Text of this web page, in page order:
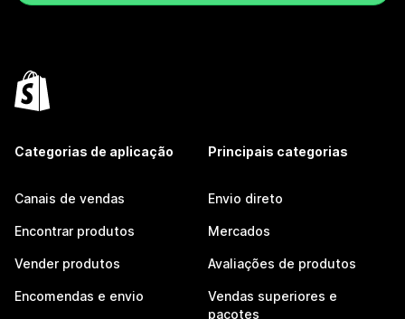
Categorias de aplicação
Canais de vendas
Encontrar produtos
Vender produtos
Encomendas e envio
Principais categorias
Envio direto
Mercados
Avaliações de produtos
Vendas superiores e
pacotes